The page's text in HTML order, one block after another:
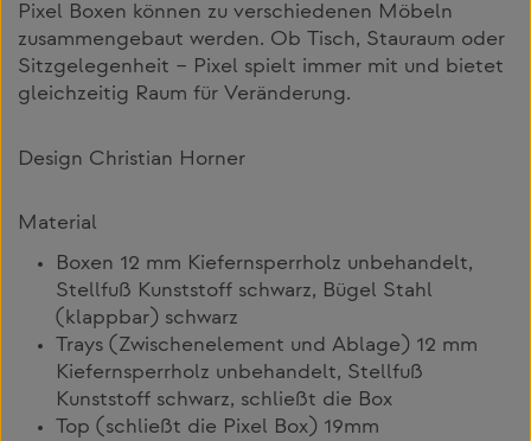
Pixel Boxen können zu verschiedenen Möbeln
zusammengebaut werden. Ob Tisch, Stauraum oder
Sitzgelegenheit – Pixel spielt immer mit und bietet
gleichzeitig Raum für Veränderung.
Design Christian Horner
Material
Boxen 12 mm Kiefernsperrholz unbehandelt,
Stellfuß Kunststoff schwarz, Bügel Stahl
(klappbar) schwarz
Trays (Zwischenelement und Ablage) 12 mm
Kiefernsperrholz unbehandelt, Stellfuß
Kunststoff schwarz, schließt die Box
Top (schließt die Pixel Box) 19mm